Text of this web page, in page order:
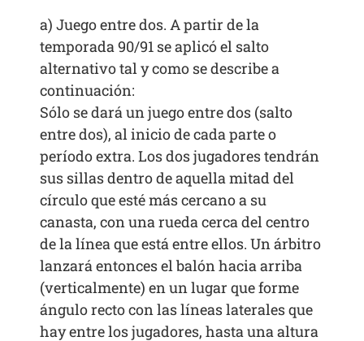
a) Juego entre dos. A partir de la
temporada 90/91 se aplicó el salto
alternativo tal y como se describe a
continuación:
Sólo se dará un juego entre dos (salto
entre dos), al inicio de cada parte o
período extra. Los dos jugadores tendrán
sus sillas dentro de aquella mitad del
círculo que esté más cercano a su
canasta, con una rueda cerca del centro
de la línea que está entre ellos. Un árbitro
lanzará entonces el balón hacia arriba
(verticalmente) en un lugar que forme
ángulo recto con las líneas laterales que
hay entre los jugadores, hasta una altura